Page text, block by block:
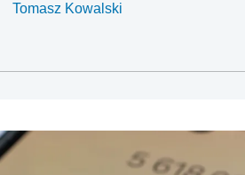
Tomasz Kowalski